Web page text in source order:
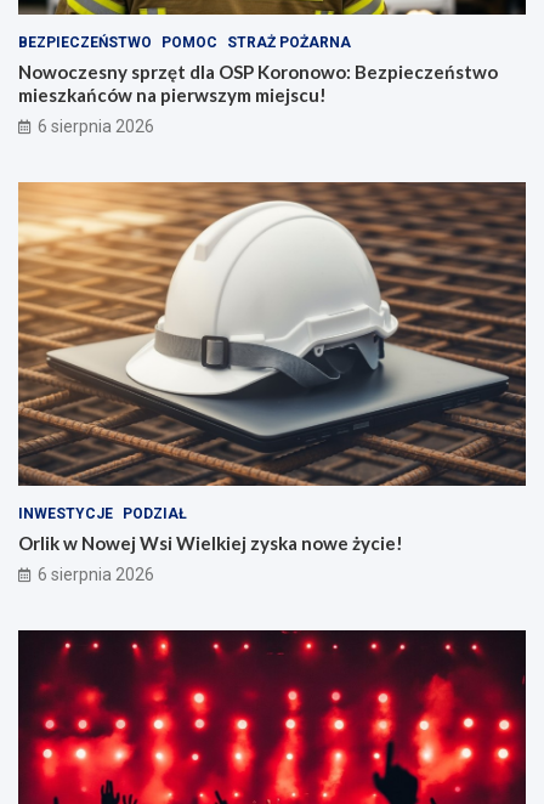
BEZPIECZEŃSTWO POMOC STRAŻ POŻARNA
Nowoczesny sprzęt dla OSP Koronowo: Bezpieczeństwo
mieszkańców na pierwszym miejscu!
6 sierpnia 2026
INWESTYCJE PODZIAŁ
Orlik w Nowej Wsi Wielkiej zyska nowe życie!
6 sierpnia 2026